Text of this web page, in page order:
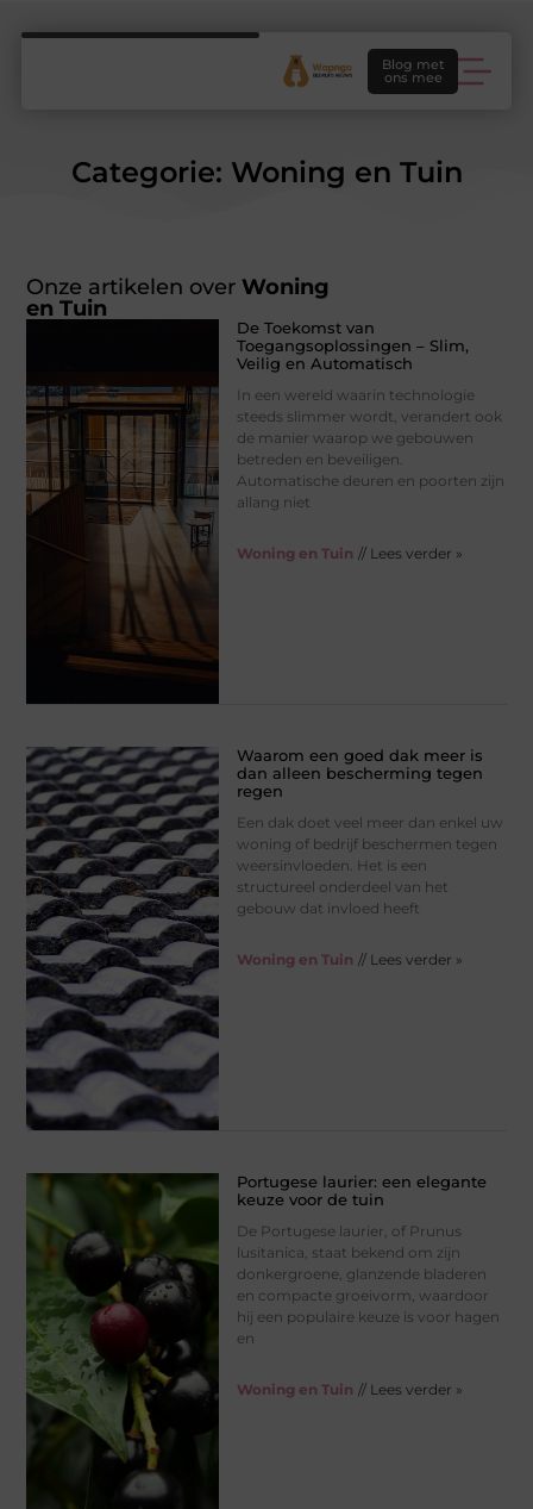
Blog met
ons mee
Categorie: Woning en Tuin
Onze artikelen over Woning
en Tuin
De Toekomst van
Toegangsoplossingen – Slim,
Veilig en Automatisch
In een wereld waarin technologie
steeds slimmer wordt, verandert ook
de manier waarop we gebouwen
betreden en beveiligen.
Automatische deuren en poorten zijn
allang niet
Woning en Tuin // Lees verder »
Waarom een goed dak meer is
dan alleen bescherming tegen
regen
Een dak doet veel meer dan enkel uw
woning of bedrijf beschermen tegen
weersinvloeden. Het is een
structureel onderdeel van het
gebouw dat invloed heeft
Woning en Tuin // Lees verder »
Portugese laurier: een elegante
keuze voor de tuin
De Portugese laurier, of Prunus
lusitanica, staat bekend om zijn
donkergroene, glanzende bladeren
en compacte groeivorm, waardoor
hij een populaire keuze is voor hagen
en
Woning en Tuin // Lees verder »